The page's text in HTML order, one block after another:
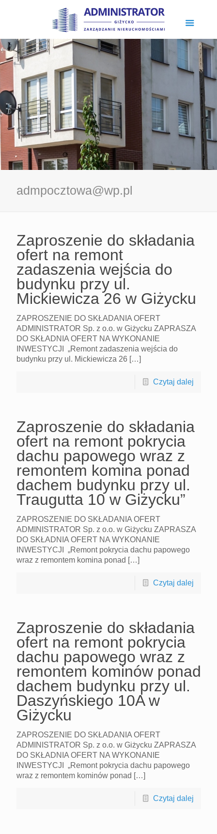
admpocztowa@wp.pl
Zaproszenie do składania
ofert na remont
zadaszenia wejścia do
budynku przy ul.
Mickiewicza 26 w Giżycku
ZAPROSZENIE DO SKŁADANIA OFERT
ADMINISTRATOR Sp. z o.o. w Giżycku ZAPRASZA
DO SKŁADNIA OFERT NA WYKONANIE
INWESTYCJI „Remont zadaszenia wejścia do
budynku przy ul. Mickiewicza 26 […]
Czytaj dalej
Zaproszenie do składania
ofert na remont pokrycia
dachu papowego wraz z
remontem komina ponad
dachem budynku przy ul.
Traugutta 10 w Giżycku”
ZAPROSZENIE DO SKŁADANIA OFERT
ADMINISTRATOR Sp. z o.o. w Giżycku ZAPRASZA
DO SKŁADNIA OFERT NA WYKONANIE
INWESTYCJI „Remont pokrycia dachu papowego
wraz z remontem komina ponad […]
Czytaj dalej
Zaproszenie do składania
ofert na remont pokrycia
dachu papowego wraz z
remontem kominów ponad
dachem budynku przy ul.
Daszyńskiego 10A w
Giżycku
ZAPROSZENIE DO SKŁADANIA OFERT
ADMINISTRATOR Sp. z o.o. w Giżycku ZAPRASZA
DO SKŁADNIA OFERT NA WYKONANIE
INWESTYCJI „Remont pokrycia dachu papowego
wraz z remontem kominów ponad […]
Czytaj dalej